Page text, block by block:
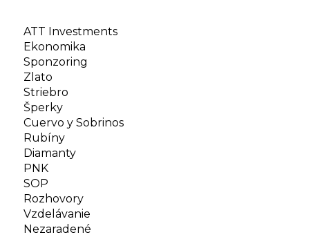
ATT Investments
Ekonomika
Sponzoring
Zlato
Striebro
Šperky
Cuervo y Sobrinos
Rubíny
Diamanty
PNK
SOP
Rozhovory
Vzdelávanie
Nezaradené